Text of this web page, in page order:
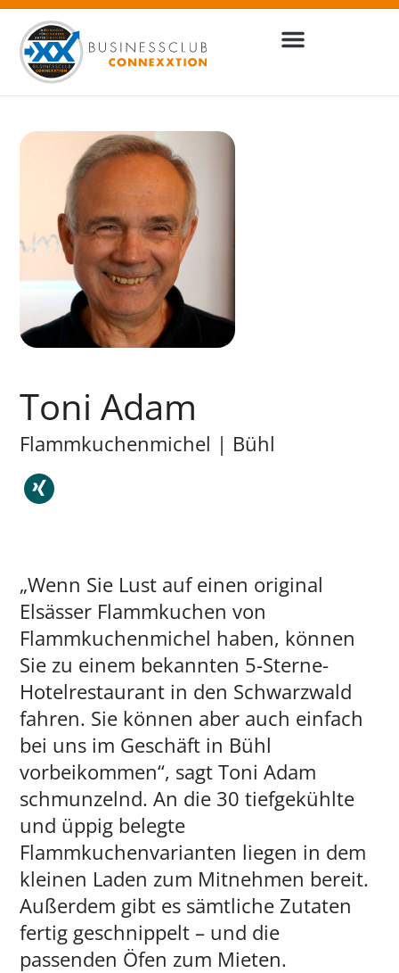
Toni Adam
Flammkuchenmichel | Bühl
„Wenn Sie Lust auf einen original
Elsässer Flammkuchen von
Flammkuchenmichel haben, können
Sie zu einem bekannten 5-Sterne-
Hotelrestaurant in den Schwarzwald
fahren. Sie können aber auch einfach
bei uns im Geschäft in Bühl
vorbeikommen“, sagt Toni Adam
schmunzelnd. An die 30 tiefgekühlte
und üppig belegte
Flammkuchenvarianten liegen in dem
kleinen Laden zum Mitnehmen bereit.
Außerdem gibt es sämtliche Zutaten
fertig geschnippelt – und die
passenden Öfen zum Mieten.